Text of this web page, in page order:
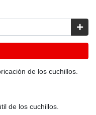
de los cuchillos.
de los cuchillos.